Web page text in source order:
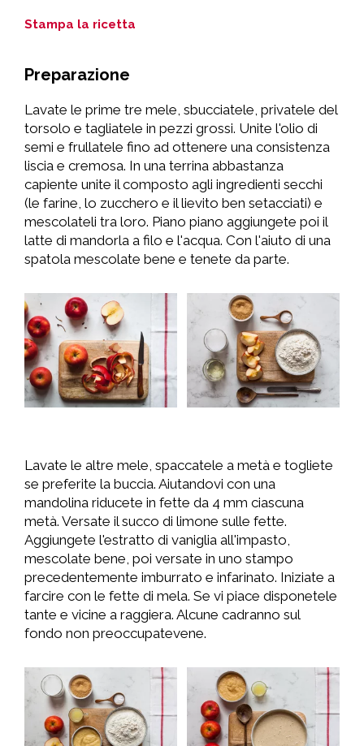
Stampa la ricetta
Preparazione
Lavate le prime tre mele, sbucciatele, privatele del
torsolo e tagliatele in pezzi grossi. Unite l'olio di
semi e frullatele fino ad ottenere una consistenza
liscia e cremosa. In una terrina abbastanza
capiente unite il composto agli ingredienti secchi
(le farine, lo zucchero e il lievito ben setacciati) e
mescolateli tra loro. Piano piano aggiungete poi il
latte di mandorla a filo e l'acqua. Con l'aiuto di una
spatola mescolate bene e tenete da parte.
Lavate le altre mele, spaccatele a metà e togliete
se preferite la buccia. Aiutandovi con una
mandolina riducete in fette da 4 mm ciascuna
metà. Versate il succo di limone sulle fette.
Aggiungete l'estratto di vaniglia all'impasto,
mescolate bene, poi versate in uno stampo
precedentemente imburrato e infarinato. Iniziate a
farcire con le fette di mela. Se vi piace disponetele
tante e vicine a raggiera. Alcune cadranno sul
fondo non preoccupatevene.